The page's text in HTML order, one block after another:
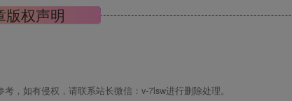
版权声明
，如有侵权，请联系站长微信：v-7lsw进行删除处理。